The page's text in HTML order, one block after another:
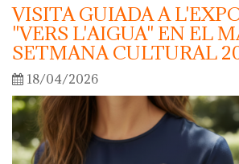
VISITA GUIADA A
"VERS L'AIGUA" EN EL
SETMANA CULTURAL
18/04/2026